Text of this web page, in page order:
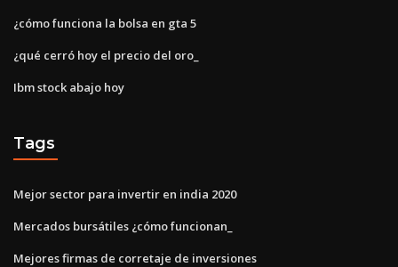
¿cómo funciona la bolsa en gta 5
¿qué cerró hoy el precio del oro_
Ibm stock abajo hoy
Tags
Mejor sector para invertir en india 2020
Mercados bursátiles ¿cómo funcionan_
Mejores firmas de corretaje de inversiones